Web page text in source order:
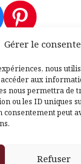
Gérer le
nous
aux
nous permettra de
ou les ID uniques
peut
Refuser